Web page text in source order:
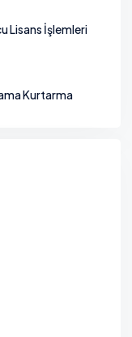
Lisans İşlemleri
Kurtarma